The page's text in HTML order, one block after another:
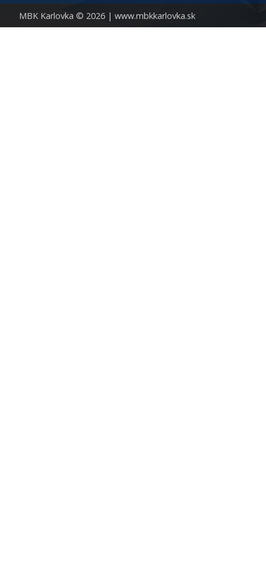
MBK Karlovka © 2026 | www.mbkkarlovka.sk